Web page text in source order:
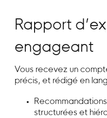
Rapport
engageant
Vous recevez un
précis, et rédigé en
structurées et